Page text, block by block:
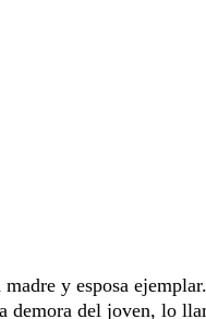
y esposa
demora del joven, lo